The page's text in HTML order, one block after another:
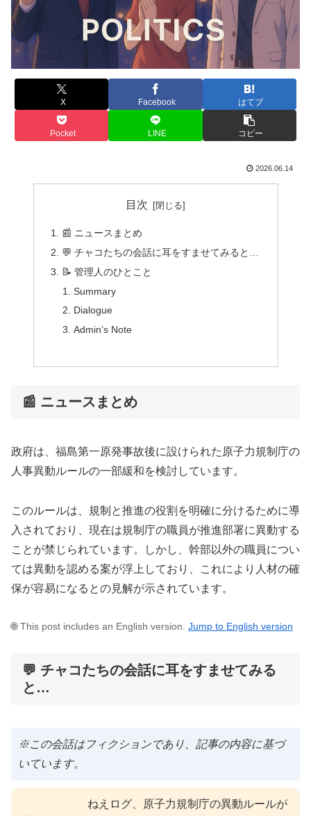
X Facebook はてブ
Pocket LINE コピー
2026.06.14
目次
📰 ニュースまとめ
💬 チャコたちの会話に耳をすませてみると…
📝 管理人のひとこと
Summary
Dialogue
Admin’s Note
📰 ニュースまとめ
政府は、福島第一原発事故後に設けられた原子力規制庁の
人事異動ルールの一部緩和を検討しています。
このルールは、規制と推進の役割を明確に分けるために導
入されており、現在は規制庁の職員が推進部署に異動する
ことが禁じられています。しかし、幹部以外の職員につい
ては異動を認める案が浮上しており、これにより人材の確
保が容易になるとの見解が示されています。
🌐 This post includes an English version. Jump to English version
💬 チャコたちの会話に耳をすませてみる
と…
※この会話はフィクションであり、記事の内容に基づ
いています。
ねえログ、原子力規制庁の異動ルールが